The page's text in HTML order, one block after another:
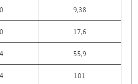
9,38
17,6
55,9
101